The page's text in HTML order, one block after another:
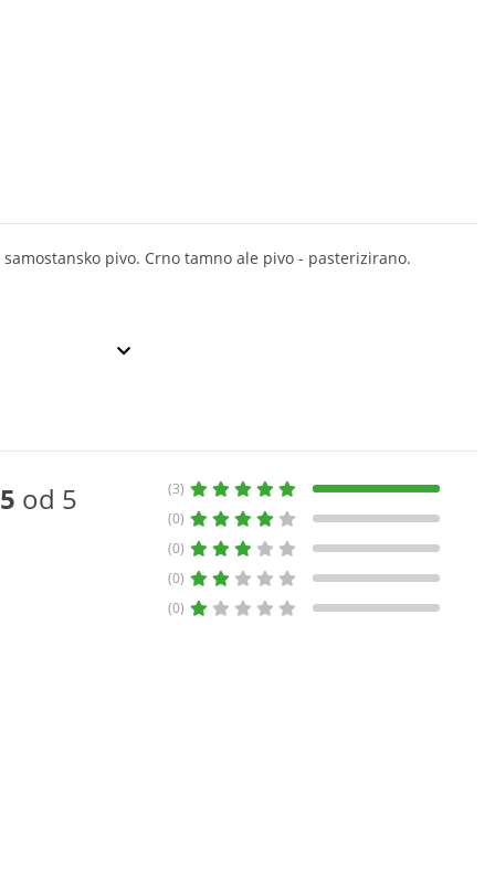
samostansko pivo. Crno tamno ale pivo - pasterizirano.
5 od 5
(3)
(0)
(0)
(0)
(0)